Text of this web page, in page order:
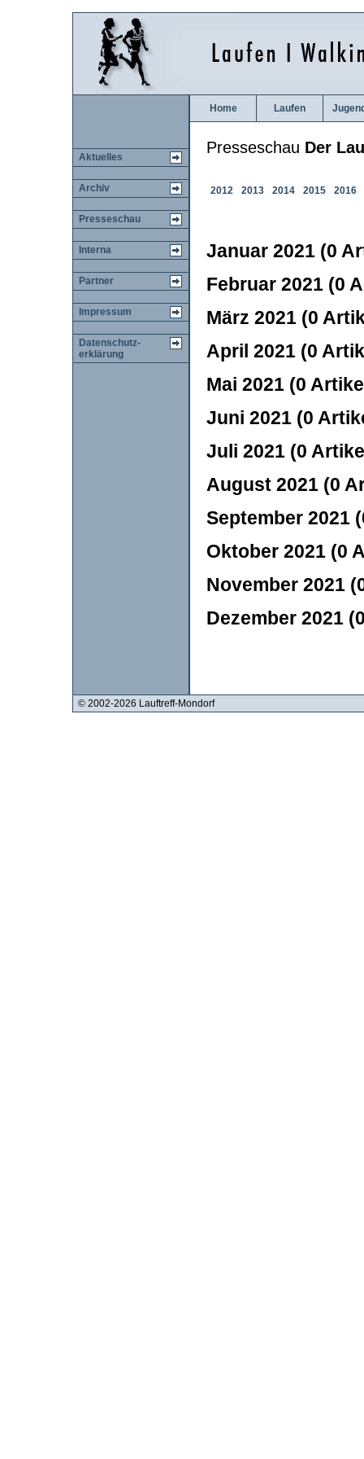
Aktuelles
Archiv
Presseschau
Interna
Partner
Impressum
Datenschutz-
erklärung
Home Laufen
Presseschau Der
2012 2013 2014 2015 2016
Januar 2021 (0
Februar 2021 (0
März 2021 (0
April 2021 (0
Mai 2021 (0
Juni 2021 (0
Juli 2021 (0
August 2021 (0
September 2021
Oktober 2021 (0
November 2021
Dezember 2021
© 2002-2026 Lauftreff-Mondorf